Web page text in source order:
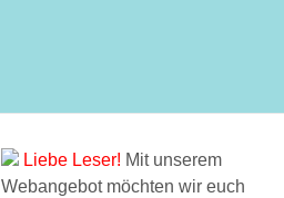
Liebe Leser! Mit unserem
Webangebot möchten wir euch